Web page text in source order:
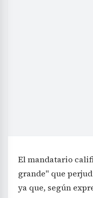
El mandatario
grande" que
ya que, según